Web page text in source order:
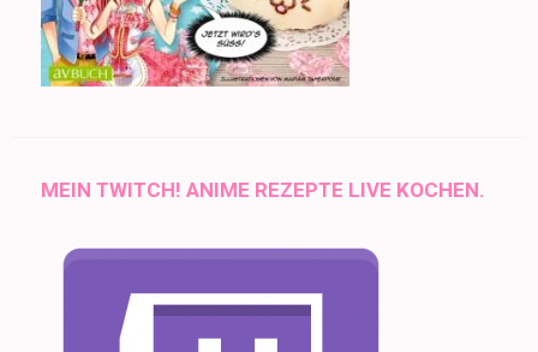
MEIN TWITCH! ANIME REZEPTE LIVE KOCHEN.